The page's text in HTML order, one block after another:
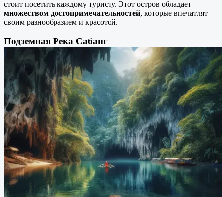
стоит посетить каждому туристу. Этот остров обладает
множеством достопримечательностей, которые впечатлят
своим разнообразием и красотой.
Подземная Река Сабанг